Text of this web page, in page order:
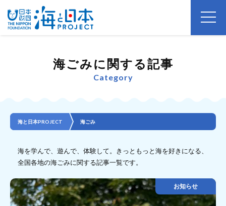
海ごみに関する記事
Category
海と日本PROJECT 海ごみ
海を学んで、遊んで、体験して。きっともっと海を好きになる、
全国各地の海ごみに関する記事一覧です。
お知らせ